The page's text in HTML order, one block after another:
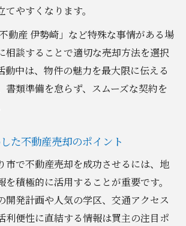
やすくなります。
動産 伊勢崎」など特殊な事情がある場
相談することで適切な売却方法を選択
動中は、物件の魅力を最大限に伝える
書類準備を怠らず、スムーズな契約を
た不動産売却のポイント
市で不動産売却を成功させるには、地
積極的に活用することが重要です。
開発計画や人気の学区、交通アクセス
利便性に直結する情報は買主の注目ポ